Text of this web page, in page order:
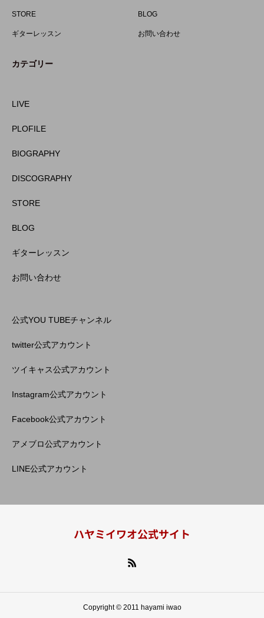
STORE BLOG
ギターレッスン お問い合わせ
カテゴリー
LIVE
PLOFILE
BIOGRAPHY
DISCOGRAPHY
STORE
BLOG
ギターレッスン
お問い合わせ
公式YOU TUBEチャンネル
twitter公式アカウント
ツイキャス公式アカウント
Instagram公式アカウント
Facebook公式アカウント
アメブロ公式アカウント
LINE公式アカウント
ハヤミイワオ公式サイト
Copyright © 2011 hayami iwao